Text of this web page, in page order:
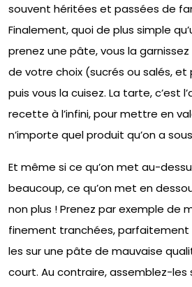
souvent héritées et passées de
Finalement, quoi de plus simple
prenez une pâte, vous la
de votre choix (sucrés ou salés, et
puis vous la cuisez. La tarte, c’est
recette à l’infini, pour mettre en
n’importe quel produit qu’on a
Et même si ce qu’on met au-
beaucoup, ce qu’on met en
non plus ! Prenez par exemple de
finement tranchées, parfaitement
les sur une pâte de mauvaise
court. Au contraire, assemblez-les